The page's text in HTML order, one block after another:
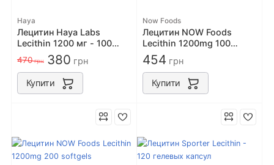
Haya
Лецитин Haya Labs
Lecithin 1200 мг - 100
софт гель
470грн 380 грн
Купити
Now Foods
Лецитин NOW Foods
Lecithin 1200mg 100
softgels
454 грн
Купити